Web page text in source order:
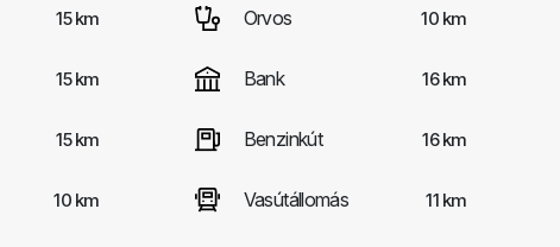
15 km Orvos 10 km
15 km Bank 16 km
15 km Benzinkút 16 km
10 km Vasútállomás 11 km